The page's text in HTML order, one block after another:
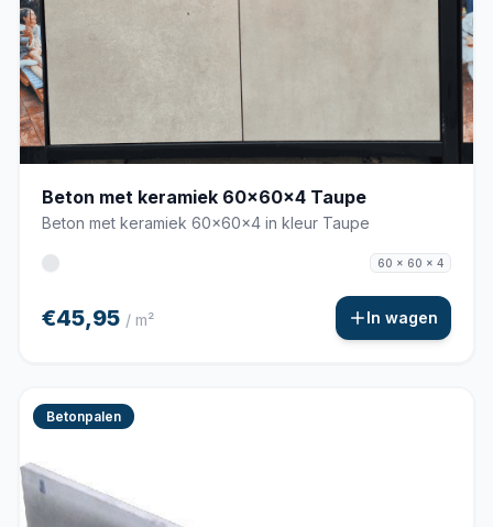
Beton met keramiek 60x60x4 Taupe
Beton met keramiek 60x60x4 in kleur Taupe
60 x 60 x 4
€45,95 / m² In wagen
Betonpalen